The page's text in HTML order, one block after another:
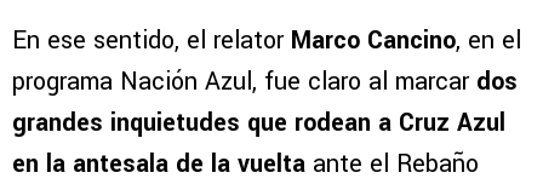
En ese sentido, el relator Marco Cancino, en el
programa Nación Azul, fue claro al marcar dos
grandes inquietudes que rodean a Cruz Azul
en la antesala de la vuelta ante el Rebaño